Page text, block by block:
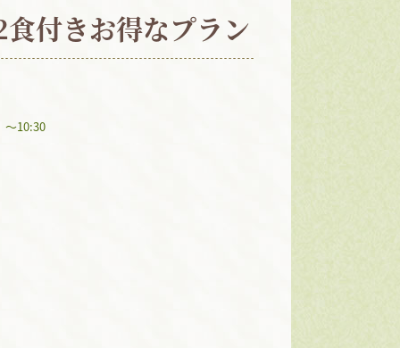
付きお得なプラン
10:30